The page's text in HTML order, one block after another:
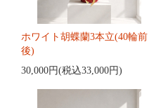
ホワイト胡蝶蘭3本立(40輪前
後)
30,000円(税込33,000円)